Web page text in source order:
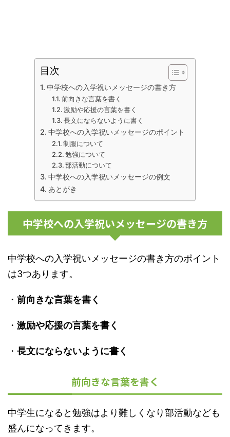
目次
中学校への入学祝いメッセージの書き方
前向きな言葉を書く
激励や応援の言葉を書く
長文にならないように書く
中学校への入学祝いメッセージのポイント
制服について
勉強について
部活動について
中学校への入学祝いメッセージの例文
あとがき
中学校への入学祝いメッセージの書き方
中学校への入学祝いメッセージの書き方のポイント
は3つあります。
・ 前向きな言葉を書く
・ 激励や応援の言葉を書く
・ 長文にならないように書く
前向きな言葉を書く
中学生になると勉強はより難しくなり部活動なども
盛んになってきます。